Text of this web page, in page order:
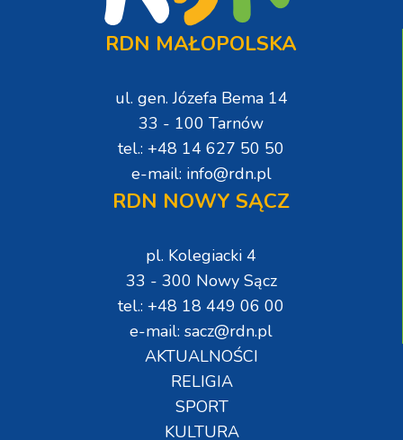
RDN MAŁOPOLSKA
ul. gen. Józefa Bema 14
33 - 100 Tarnów
tel.: +48 14 627 50 50
e-mail: info@rdn.pl
RDN NOWY SĄCZ
pl. Kolegiacki 4
33 - 300 Nowy Sącz
tel.: +48 18 449 06 00
e-mail: sacz@rdn.pl
AKTUALNOŚCI
RELIGIA
SPORT
KULTURA